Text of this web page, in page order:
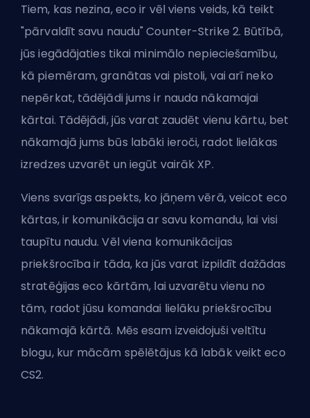
Tiem, kas nezina, eco ir vēl viens veids, kā teikt
"pārvaldīt savu naudu" Counter-Strike 2. Būtībā,
jūs iegādājaties tikai minimālo nepieciešamību,
kā piemēram, granātas vai pistoli, vai arī neko
nepērkat, tādējādi jums ir nauda nākamajai
kārtai. Tādējādi, jūs varat zaudēt vienu kārtu, bet
nākamajā jums būs labāki ieroči, radot lielākas
izredzes uzvarēt un iegūt vairāk XP.
Viens svarīgs aspekts, ko jāņem vērā, veicot eco
kārtas, ir komunikācija ar savu komandu, lai visi
taupītu naudu. Vēl viena komunikācijas
priekšrocība ir tāda, ka jūs varat izpildīt dažādas
stratēģijas eco kārtām, lai uzvarētu vienu no
tām, radot jūsu komandai lielāku priekšrocību
nākamajā kārtā. Mēs esam izveidojuši veltītu
blogu, kur mācām spēlētājus kā labāk veikt eco
CS2.